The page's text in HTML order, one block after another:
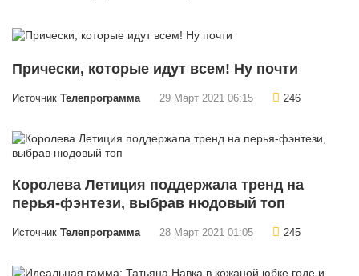
Прически, которые идут всем! Ну почти
Источник Телепрограмма 29 Март 2021 06:15 246
Королева Летиция поддержала тренд на
перья-фэнтези, выбрав нюдовый топ
Источник Телепрограмма 28 Март 2021 01:05 245